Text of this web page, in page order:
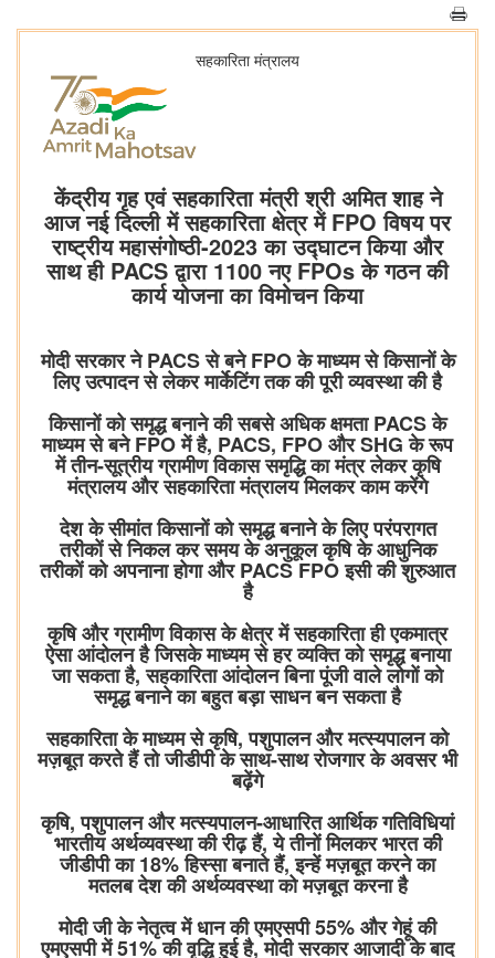
सहकारिता मंत्रालय
केंद्रीय गृह एवं सहकारिता मंत्री श्री अमित शाह ने
आज नई दिल्ली में सहकारिता क्षेत्र में FPO विषय पर
राष्ट्रीय महासंगोष्ठी-2023 का उद्घाटन किया और
साथ ही PACS द्वारा 1100 नए FPOs के गठन की
कार्य योजना का विमोचन किया
मोदी सरकार ने PACS से बने FPO के माध्यम से किसानों के
लिए उत्पादन से लेकर मार्केटिंग तक की पूरी व्यवस्था की है
किसानों को समृद्ध बनाने की सबसे अधिक क्षमता PACS के
माध्यम से बने FPO में है, PACS, FPO और SHG के रूप
में तीन-सूत्रीय ग्रामीण विकास समृद्धि का मंत्र लेकर कृषि
मंत्रालय और सहकारिता मंत्रालय मिलकर काम करेंगे
देश के सीमांत किसानों को समृद्ध बनाने के लिए परंपरागत
तरीकों से निकल कर समय के अनुकूल कृषि के आधुनिक
तरीकों को अपनाना होगा और PACS FPO इसी की शुरुआत
है
कृषि और ग्रामीण विकास के क्षेत्र में सहकारिता ही एकमात्र
ऐसा आंदोलन है जिसके माध्यम से हर व्यक्ति को समृद्ध बनाया
जा सकता है, सहकारिता आंदोलन बिना पूंजी वाले लोगों को
समृद्ध बनाने का बहुत बड़ा साधन बन सकता है
सहकारिता के माध्यम से कृषि, पशुपालन और मत्स्यपालन को
मज़बूत करते हैं तो जीडीपी के साथ-साथ रोजगार के अवसर भी
बढ़ेंगे
कृषि, पशुपालन और मत्स्यपालन-आधारित आर्थिक गतिविधियां
भारतीय अर्थव्यवस्था की रीढ़ हैं, ये तीनों मिलकर भारत की
जीडीपी का 18% हिस्सा बनाते हैं, इन्हें मज़बूत करने का
मतलब देश की अर्थव्यवस्था को मज़बूत करना है
मोदी जी के नेतृत्व में धान की एमएसपी 55% और गेहूं की
एमएसपी में 51% की वृद्धि हुई है, मोदी सरकार आजादी के बाद